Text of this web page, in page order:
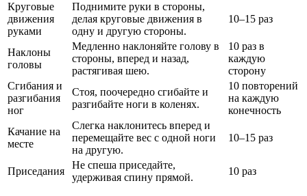
Круговые
движения
руками
Поднимите руки в стороны,
делая круговые движения в
одну и другую стороны.
10–15 раз
Наклоны
головы
Медленно наклоняйте голову в
стороны, вперед и назад,
растягивая шею.
10 раз в
каждую
сторону
Сгибания и
разгибания
ног
Стоя, поочередно сгибайте и
разгибайте ноги в коленях.
10 повторений
на каждую
конечность
Качание на
месте
Слегка наклонитесь вперед и
перемещайте вес с одной ноги
на другую.
10–15 раз
Приседания
Не спеша приседайте,
удерживая спину прямой.
10 раз